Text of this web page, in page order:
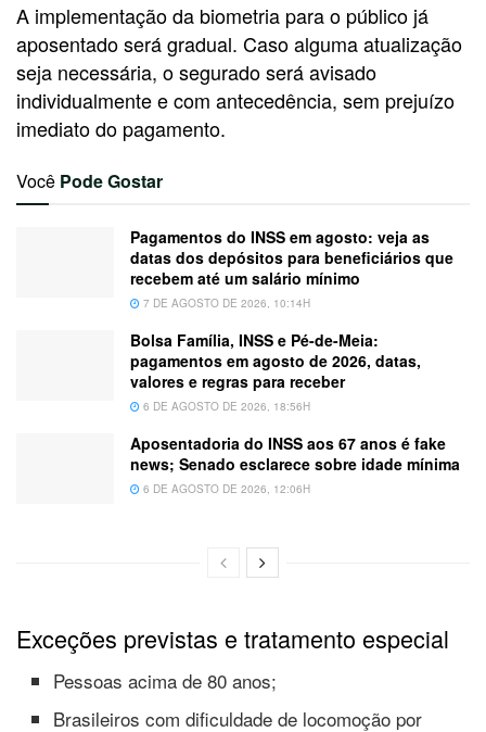
A implementação da biometria para o público já
aposentado será gradual. Caso alguma atualização
seja necessária, o segurado será avisado
individualmente e com antecedência, sem prejuízo
imediato do pagamento.
Você Pode Gostar
Pagamentos do INSS em agosto: veja as
datas dos depósitos para beneficiários que
recebem até um salário mínimo
7 DE AGOSTO DE 2026, 10:14H
Bolsa Família, INSS e Pé-de-Meia:
pagamentos em agosto de 2026, datas,
valores e regras para receber
6 DE AGOSTO DE 2026, 18:56H
Aposentadoria do INSS aos 67 anos é fake
news; Senado esclarece sobre idade mínima
6 DE AGOSTO DE 2026, 12:06H
Exceções previstas e tratamento especial
Pessoas acima de 80 anos;
Brasileiros com dificuldade de locomoção por